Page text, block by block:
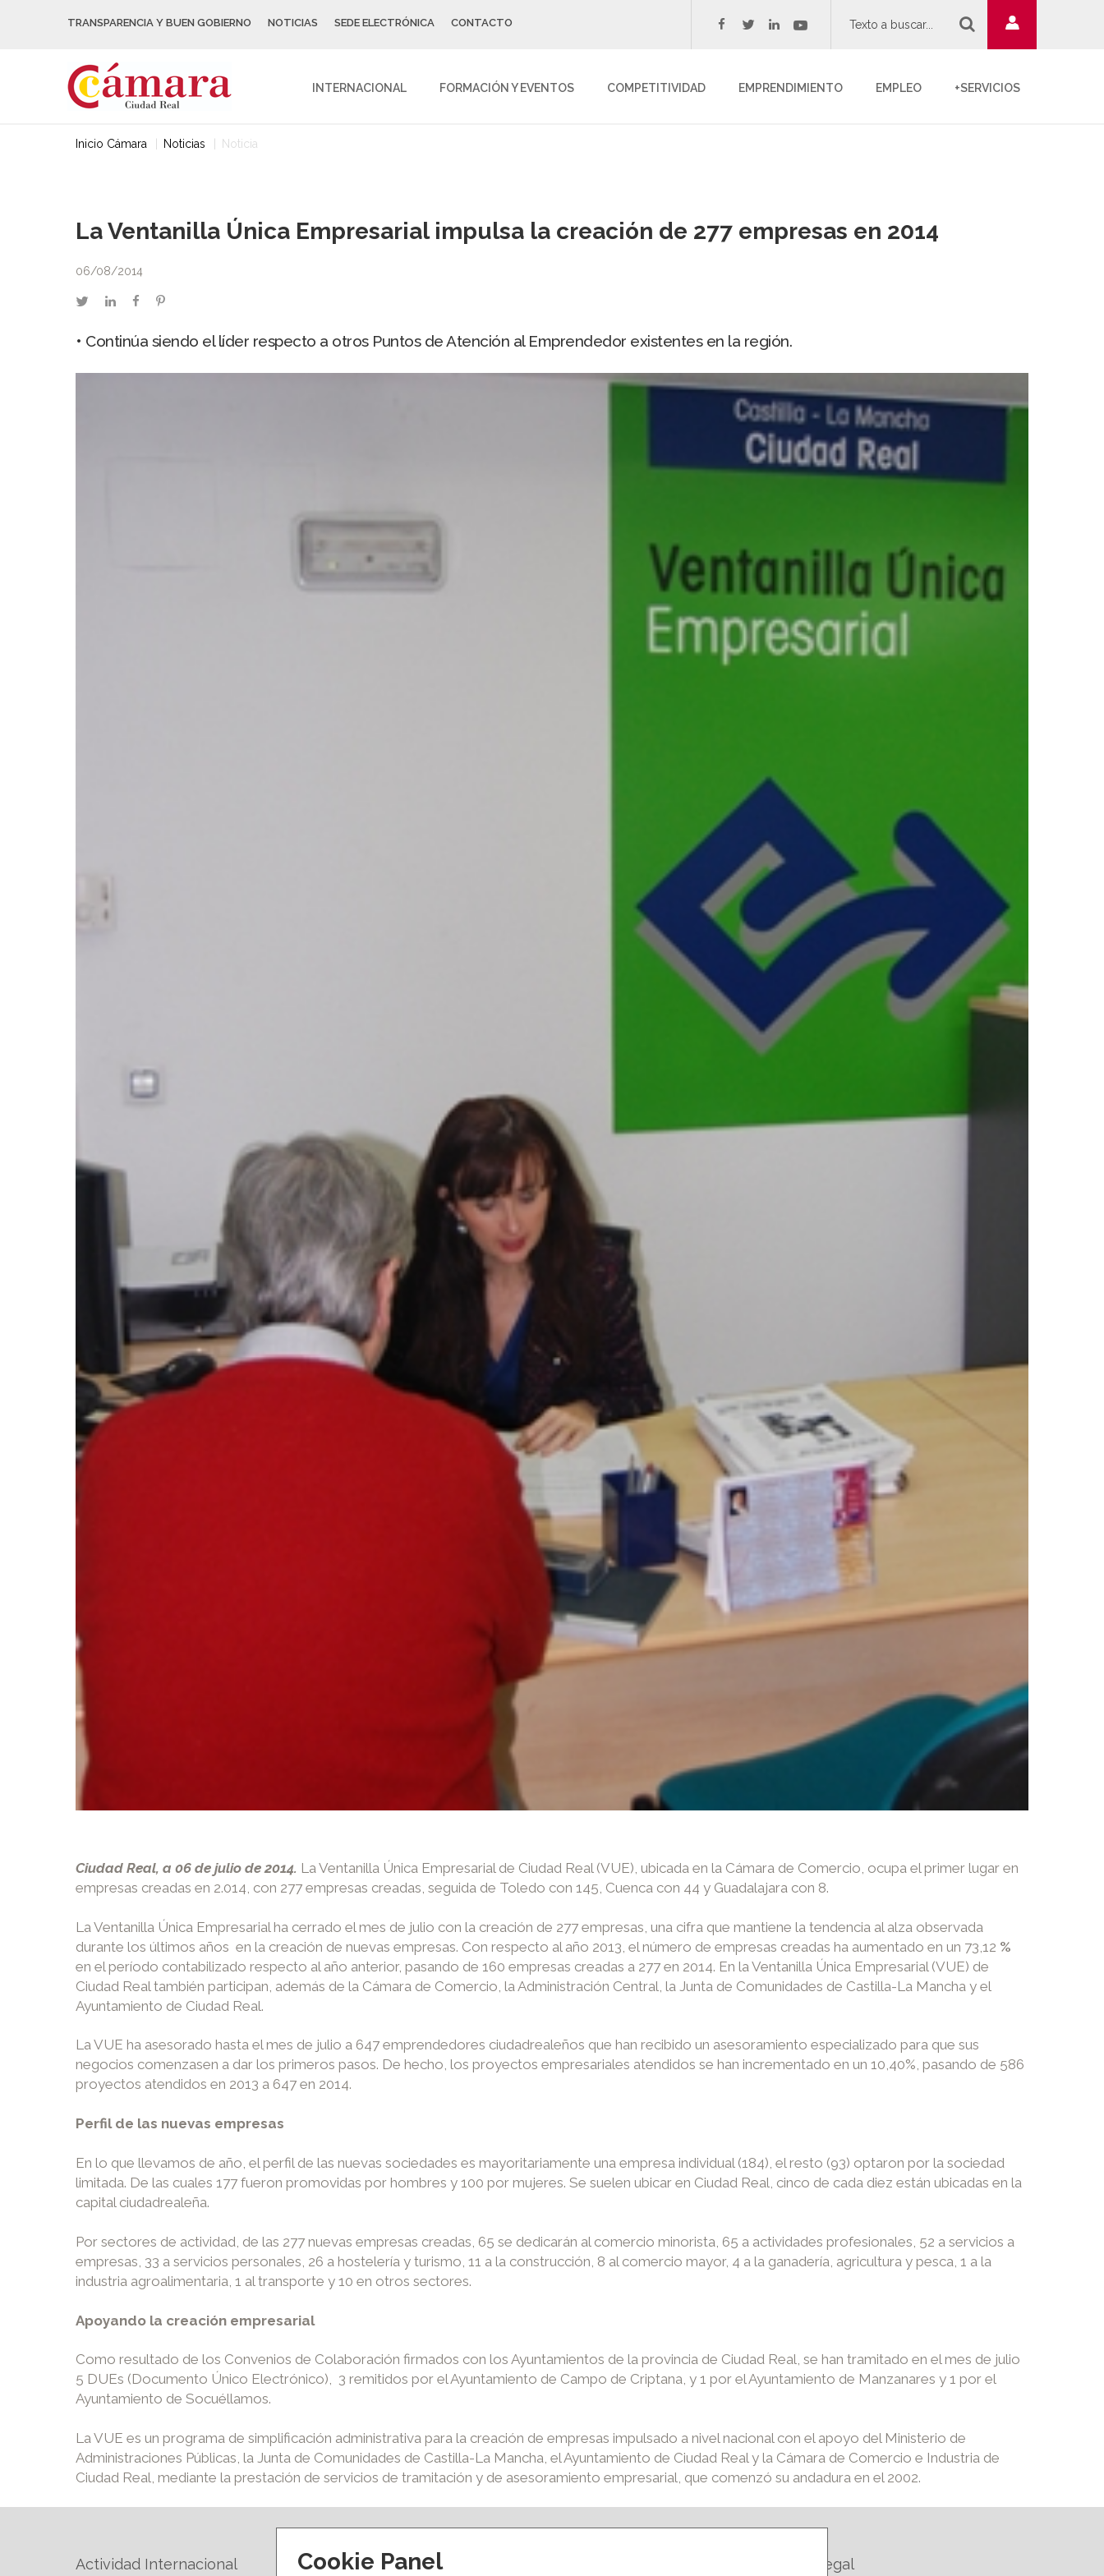
TRANSPARENCIA Y BUEN GOBIERNO NOTICIAS SEDE ELECTRÓNICA CONTACTO facebook
twitterlinkedinyoutube
INTERNACIONAL FORMACIÓN Y EVENTOS COMPETITIVIDAD EMPRENDIMIENTO EMPLEO +SERVICIOS
Inicio Cámara Noticias Noticia
La Ventanilla Única Empresarial impulsa la creación de 277 empresas en 2014
06/08/2014
twitterlinkedinfacebookpinterest
• Continúa siendo el líder respecto a otros Puntos de Atención al Emprendedor existentes en la región.
Ciudad Real, a 06 de julio de 2014. La Ventanilla Única Empresarial de Ciudad Real (VUE), ubicada en la Cámara de Comercio, ocupa el primer lugar en
empresas creadas en 2.014, con 277 empresas creadas, seguida de Toledo con 145, Cuenca con 44 y Guadalajara con 8.
La Ventanilla Única Empresarial ha cerrado el mes de julio con la creación de 277 empresas, una cifra que mantiene la tendencia al alza observada
durante los últimos años en la creación de nuevas empresas. Con respecto al año 2013, el número de empresas creadas ha aumentado en un 73,12 %
en el período contabilizado respecto al año anterior, pasando de 160 empresas creadas a 277 en 2014. En la Ventanilla Única Empresarial (VUE) de
Ciudad Real también participan, además de la Cámara de Comercio, la Administración Central, la Junta de Comunidades de Castilla-La Mancha y el
Ayuntamiento de Ciudad Real.
La VUE ha asesorado hasta el mes de julio a 647 emprendedores ciudadrealeños que han recibido un asesoramiento especializado para que sus
negocios comenzasen a dar los primeros pasos. De hecho, los proyectos empresariales atendidos se han incrementado en un 10,40%, pasando de 586
proyectos atendidos en 2013 a 647 en 2014.
Perfil de las nuevas empresas
En lo que llevamos de año, el perfil de las nuevas sociedades es mayoritariamente una empresa individual (184), el resto (93) optaron por la sociedad
limitada. De las cuales 177 fueron promovidas por hombres y 100 por mujeres. Se suelen ubicar en Ciudad Real, cinco de cada diez están ubicadas en la
capital ciudadrealeña.
Por sectores de actividad, de las 277 nuevas empresas creadas, 65 se dedicarán al comercio minorista, 65 a actividades profesionales, 52 a servicios a
empresas, 33 a servicios personales, 26 a hostelería y turismo, 11 a la construcción, 8 al comercio mayor, 4 a la ganadería, agricultura y pesca, 1 a la
industria agroalimentaria, 1 al transporte y 10 en otros sectores.
Apoyando la creación empresarial
Como resultado de los Convenios de Colaboración firmados con los Ayuntamientos de la provincia de Ciudad Real, se han tramitado en el mes de julio
5 DUEs (Documento Único Electrónico), 3 remitidos por el Ayuntamiento de Campo de Criptana, y 1 por el Ayuntamiento de Manzanares y 1 por el
Ayuntamiento de Socuéllamos.
La VUE es un programa de simplificación administrativa para la creación de empresas impulsado a nivel nacional con el apoyo del Ministerio de
Administraciones Públicas, la Junta de Comunidades de Castilla-La Mancha, el Ayuntamiento de Ciudad Real y la Cámara de Comercio e Industria de
Ciudad Real, mediante la prestación de servicios de tramitación y de asesoramiento empresarial, que comenzó su andadura en el 2002.
Actividad Internacional Formación y eventos Legal
Cookie Panel